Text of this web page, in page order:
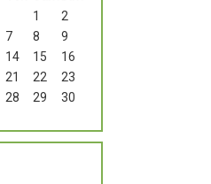
1
2
7 8
9
14 15
16
21 22
23
28 29
30